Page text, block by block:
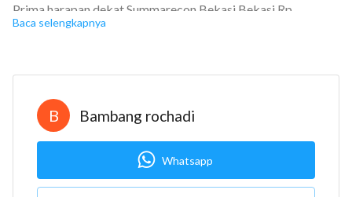
Prima harapan dekat Summarecon Bekasi Bekasi Rp.
1.697.286.000 Sertifikat Hak Guna Bangunan
Luas tanah: 68 m2
Luas bangunan: 180 m2
Berapa lantai? 3
Bangunan menghadap: Timur
Baca selengkapnya
B Bambang rochadi
Whatsapp